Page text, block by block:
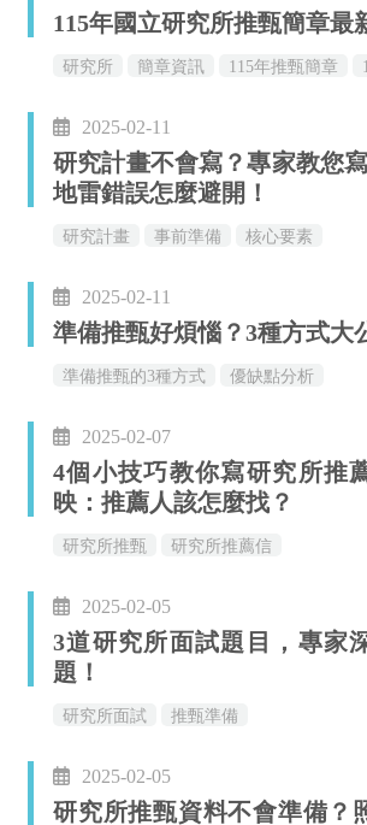
115年國立研究所推甄簡章最
研究所 簡章資訊 115年推甄簡章
2025-02-11
研究計畫不會寫？專家教您
地雷錯誤怎麼避開！
研究計畫 事前準備 核心要素
2025-02-11
準備推甄好煩惱？3種方式大
準備推甄的3種方式 優缺點分析
2025-02-07
4個小技巧教你寫研究所推
映：推薦人該怎麼找？
研究所推甄 研究所推薦信
2025-02-05
3道研究所面試題目，專家
題！
研究所面試 推甄準備
2025-02-05
研究所推甄資料不會準備？